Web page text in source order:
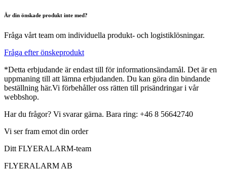
Är din önskade produkt inte med?
Fråga vårt team om individuella produkt- och logistiklösningar.
Fråga efter önskeprodukt
*Detta erbjudande är endast till för informationsändamål. Det är en
uppmaning till att lämna erbjudanden. Du kan göra din bindande
beställning här.Vi förbehåller oss rätten till prisändringar i vår
webbshop.
Har du frågor? Vi svarar gärna. Bara ring: +46 8 56642740
Vi ser fram emot din order
Ditt FLYERALARM-team
FLYERALARM AB